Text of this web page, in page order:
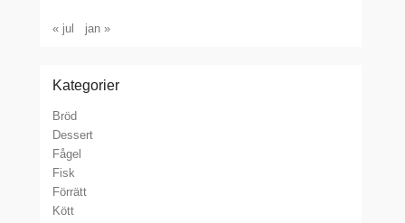
« jul jan »
Kategorier
Bröd
Dessert
Fågel
Fisk
Förrätt
Kött